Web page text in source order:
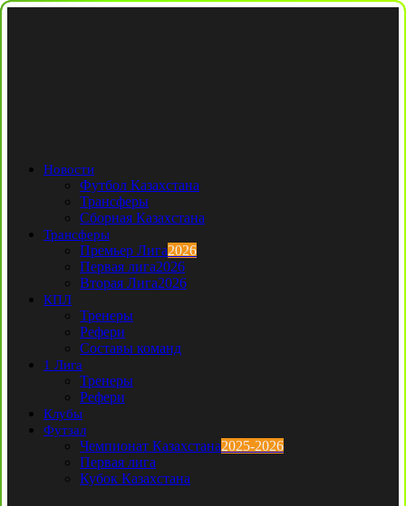
Новости
Футбол Казахстана
Трансферы
Сборная Казахстана
Трансферы
Премьер Лига2026
Первая лига2026
Вторая Лига2026
КПЛ
Тренеры
Рефери
Составы команд
1 Лига
Тренеры
Рефери
Клубы
Футзал
Чемпионат Казахстана2025-2026
Первая лига
Кубок Казахстана